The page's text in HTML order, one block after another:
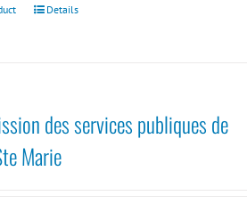
Details
des services publiques de
Marie